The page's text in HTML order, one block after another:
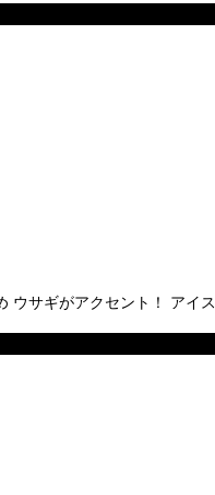
ウサギがアクセント！ アイ